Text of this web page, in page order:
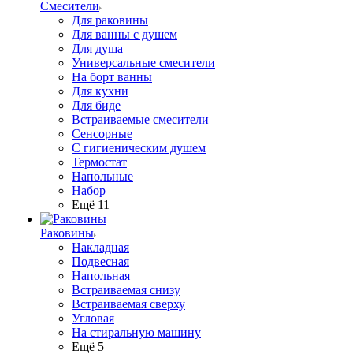
Смесители
Для раковины
Для ванны с душем
Для душа
Универсальные смесители
На борт ванны
Для кухни
Для биде
Встраиваемые смесители
Сенсорные
С гигиеническим душем
Термостат
Напольные
Набор
Ещё 11
Раковины
Накладная
Подвесная
Напольная
Встраиваемая снизу
Встраиваемая сверху
Угловая
На стиральную машину
Ещё 5